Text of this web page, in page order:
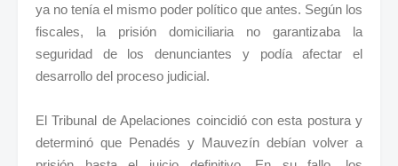
ya no tenía el mismo poder político que antes. Según los
fiscales, la prisión domiciliaria no garantizaba la
seguridad de los denunciantes y podía afectar el
desarrollo del proceso judicial.
El Tribunal de Apelaciones coincidió con esta postura y
determinó que Penadés y Mauvezín debían volver a